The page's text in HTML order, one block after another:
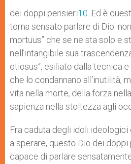
dei doppi pensieri10 . Ed è
torna sensato parlare di Dio:
mortuus” che se ne sta solo e
nell’intangibile sua
otiosus”, esiliato dalla tecnica
che lo condannano all’inutilità,
vita nella morte, della forza
sapienza nella stoltezza agli
Fra caduta degli idoli ideologici
a sperare, questo Dio dei doppi
capace di parlare